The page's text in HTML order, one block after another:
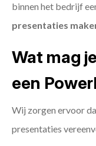
binnen het bedrijf
presentaties
Wat mag
een
Wij zorgen ervoor
presentaties